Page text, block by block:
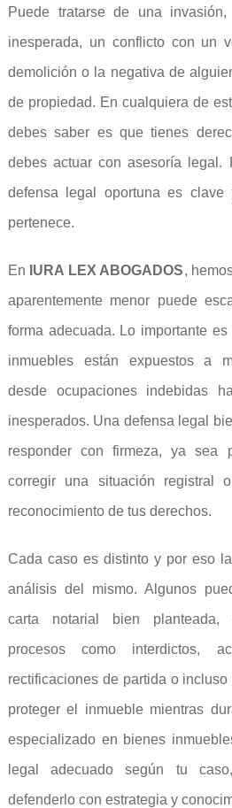
Puede tratarse de una invasión,
inesperada, un conflicto con un
demolición o la negativa de
de propiedad. En cualquiera de
debes saber es que tienes
debes actuar con asesoría legal.
defensa legal oportuna es
pertenece.
En IURA LEX ABOGADOS,
aparentemente menor puede
forma adecuada. Lo importante
inmuebles están expuestos a
desde ocupaciones indebidas
inesperados. Una defensa legal
responder con firmeza, ya sea
corregir una situación registral
reconocimiento de tus derechos.
Cada caso es distinto y por eso
análisis del mismo. Algunos
carta notarial bien planteada,
procesos como interdictos,
rectificaciones de partida o
proteger el inmueble mientras
especializado en bienes
legal adecuado según tu
defenderlo con estrategia y